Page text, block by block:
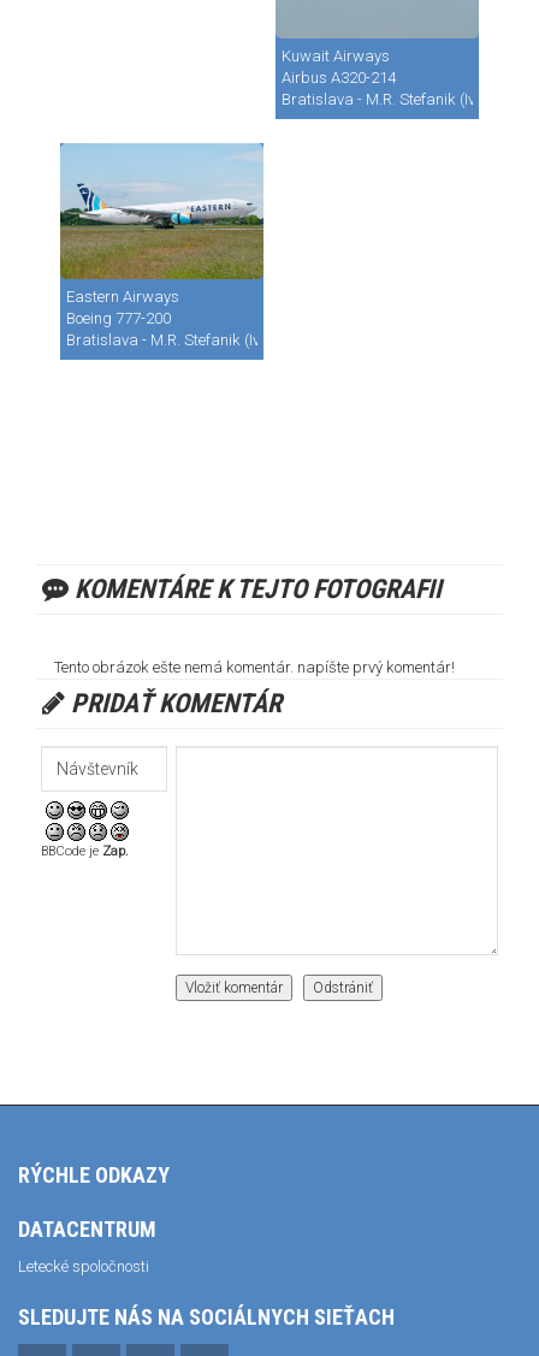
Kuwait Airways
Airbus A320-214
Bratislava - M.R. Stefanik (Ivanka)
Eastern Airways
Boeing 777-200
Bratislava - M.R. Stefanik (Ivanka) (BTS / LZIB)
KOMENTÁRE K TEJTO FOTOGRAFII
Tento obrázok ešte nemá komentár. napíšte prvý komentár!
PRIDAŤ KOMENTÁR
BBCode je Zap.
RÝCHLE ODKAZY
DATACENTRUM
Letecké spoločnosti
SLEDUJTE NÁS NA SOCIÁLNYCH SIEŤACH